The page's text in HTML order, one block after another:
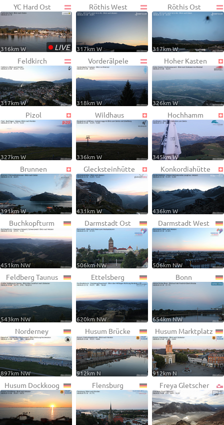
YC Hard Ost
•LIVE
316km W
Röthis West
317km W
Röthis Ost
317km W
Feldkirch
317km W
Vorderälpele
318km W
Hoher Kasten
326km W
Pizol
327km W
Wildhaus
336km W
Hochhamm
345km W
Brunnen
391km W
Glecksteinhütte
431km W
Konkordiahütte
436km W
Buchkopfturm
451km NW
Darmstadt Ost
506km NW
Darmstadt West
506km NW
Feldberg Taunus
543km NW
Ettelsberg
620km NW
Bonn
654km NW
Norderney
897km NW
Husum Brücke
912km N
Husum Marktplatz
912km N
Husum Dockkoog Flensburg Freya Gletscher